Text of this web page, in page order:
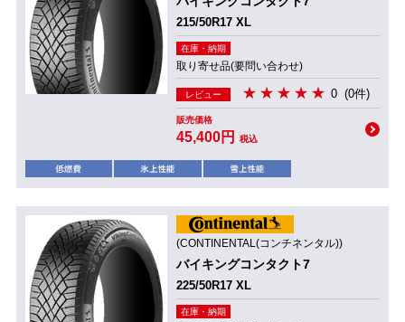
215/50R17 XL
在庫・納期
取り寄せ品(要問い合わせ)
レビュー 0 (0件)
販売価格
45,400円 税込
(CONTINENTAL(コンチネンタル))
バイキングコンタクト7
225/50R17 XL
在庫・納期